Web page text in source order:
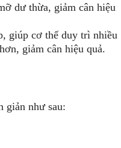
dư thừa, giảm cân hiệu
giúp cơ thể duy trì nhiều
giảm cân hiệu quả.
giản như sau: